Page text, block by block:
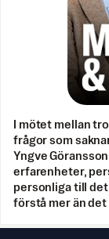
I mötet mellan
frågor som
Yngve
erfarenheter,
personliga till det
förstå mer än det